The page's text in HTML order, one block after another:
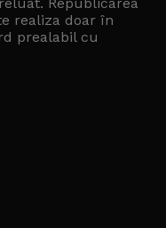
realiza doar în
prealabil cu